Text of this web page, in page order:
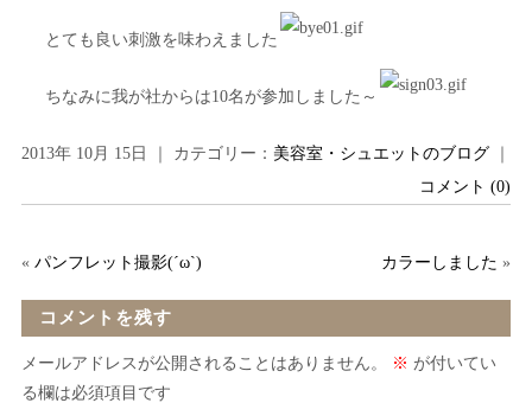
とても良い刺激を味わえました
ちなみに我が社からは10名が参加しました～
2013年 10月 15日 ｜ カテゴリー： 美容室・シュエットのブログ
コメント (0)
« パンフレット撮影(´ω`) カラーしました »
コメントを残す
メールアドレスが公開されることはありません。 ※ が付いてい
る欄は必須項目です